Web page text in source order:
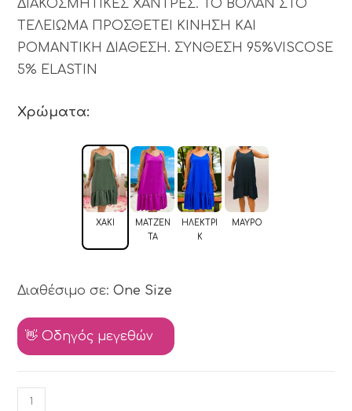
ΔΙΑΚΟΣΜΗΤΙΚΕΣ ΧΑΝΤΡΕΣ. ΤΟ ΒΟΛΑΝ ΣΤΟ
ΤΕΛΕΙΩΜΑ ΠΡΟΣΘΕΤΕΙ ΚΙΝΗΣΗ ΚΑΙ
ΡΟΜΑΝΤΙΚΗ ΔΙΑΘΕΣΗ. ΣΥΝΘΕΣΗ 95%VISCOSE
5% ELASTIN
Χρώματα:
ΧΑΚΊ
ΜΑΤΖΕΝ
ΤΑ
ΗΛΕΚΤΡΊ
Κ
ΜΑΎΡΟ
Διαθέσιμο σε:One Size
👋 Οδηγός μεγεθών